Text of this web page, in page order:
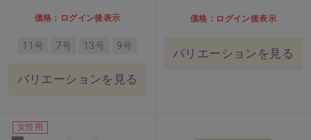
価格：ログイン後表示
11号 7号 13号 9号
バリエーションを見る
価格：ログイン後表示
バリエーションを見る
女性用